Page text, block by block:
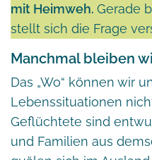
mit Heimweh. Gerade
stellt sich die Frage
Manchmal bleiben
Das „Wo“ können wir
Lebenssituationen
Geflüchtete sind
und Familien aus